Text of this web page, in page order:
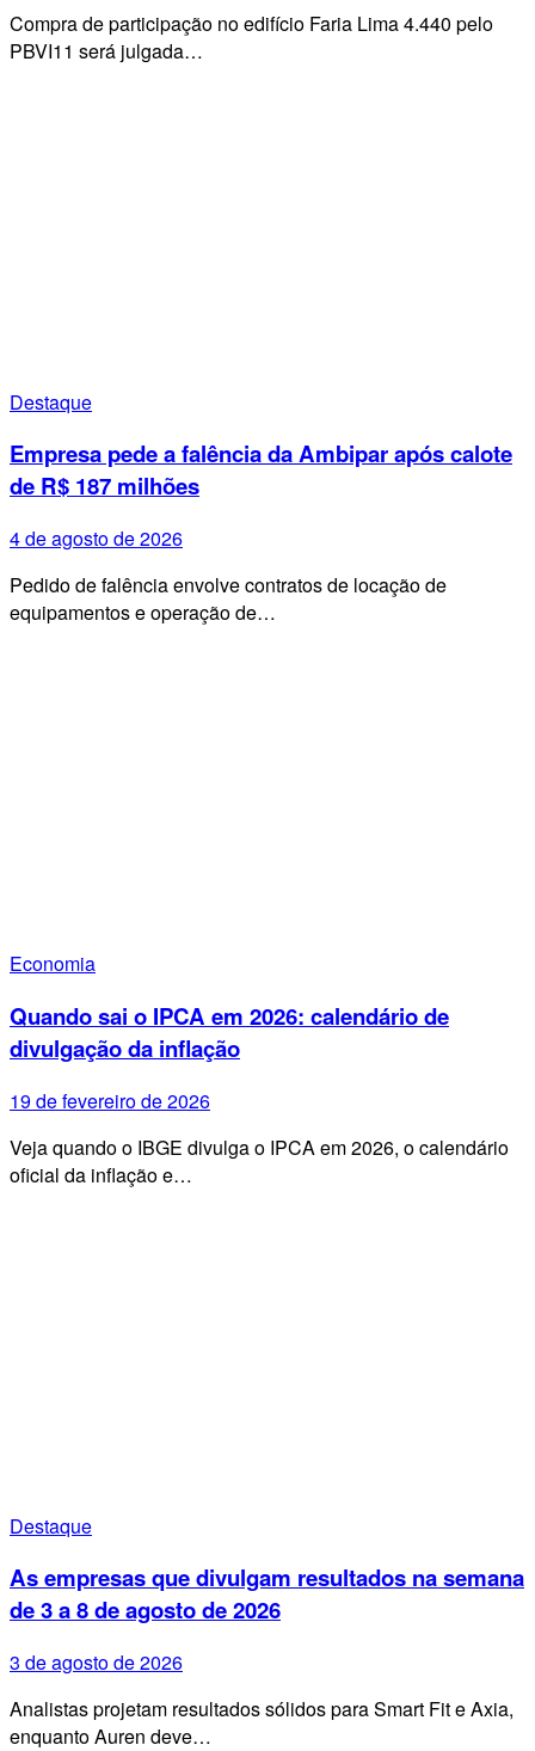
Compra de participação no edifício Faria Lima 4.440 pelo
PBVI11 será julgada…
Destaque
Empresa pede a falência da Ambipar após calote
de R$ 187 milhões
4 de agosto de 2026
Pedido de falência envolve contratos de locação de
equipamentos e operação de…
Economia
Quando sai o IPCA em 2026: calendário de
divulgação da inflação
19 de fevereiro de 2026
Veja quando o IBGE divulga o IPCA em 2026, o calendário
oficial da inflação e…
Destaque
As empresas que divulgam resultados na semana
de 3 a 8 de agosto de 2026
3 de agosto de 2026
Analistas projetam resultados sólidos para Smart Fit e Axia,
enquanto Auren deve…